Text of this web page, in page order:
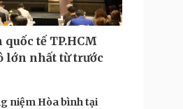
tế TP.HCM
lớn nhất từ trước
niệm Hòa bình tại